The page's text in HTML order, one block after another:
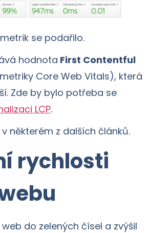
se podařilo.
hodnota First Contentful
Core Web Vitals), která
Zde by bylo potřeba se
LCP.
některém z dalších článků.
rychlosti
do zelených čísel a zvýšil